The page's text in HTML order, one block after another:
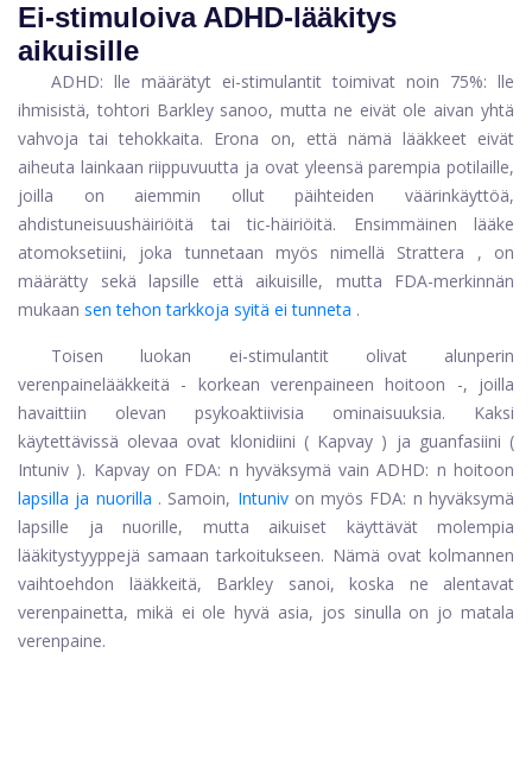
Ei-stimuloiva ADHD-lääkitys
aikuisille
ADHD: lle määrätyt ei-stimulantit toimivat noin 75%: lle
ihmisistä, tohtori Barkley sanoo, mutta ne eivät ole aivan yhtä
vahvoja tai tehokkaita. Erona on, että nämä lääkkeet eivät
aiheuta lainkaan riippuvuutta ja ovat yleensä parempia potilaille,
joilla on aiemmin ollut päihteiden väärinkäyttöä,
ahdistuneisuushäiriöitä tai tic-häiriöitä. Ensimmäinen lääke
atomoksetiini, joka tunnetaan myös nimellä
Strattera
, on
määrätty sekä lapsille että aikuisille, mutta FDA-merkinnän
mukaan sen tehon tarkkoja syitä ei tunneta .
Toisen luokan ei-stimulantit olivat alunperin
verenpainelääkkeitä - korkean verenpaineen hoitoon -, joilla
havaittiin olevan psykoaktiivisia ominaisuuksia. Kaksi
käytettävissä olevaa ovat klonidiini ( Kapvay ) ja guanfasiini (
Intuniv ). Kapvay on FDA: n hyväksymä vain ADHD: n hoitoon
lapsilla ja nuorilla . Samoin, Intuniv on myös FDA: n hyväksymä
lapsille ja nuorille, mutta aikuiset käyttävät molempia
lääkitystyyppejä samaan tarkoitukseen. Nämä ovat kolmannen
vaihtoehdon lääkkeitä, Barkley sanoi, koska ne alentavat
verenpainetta, mikä ei ole hyvä asia, jos sinulla on jo matala
verenpaine.